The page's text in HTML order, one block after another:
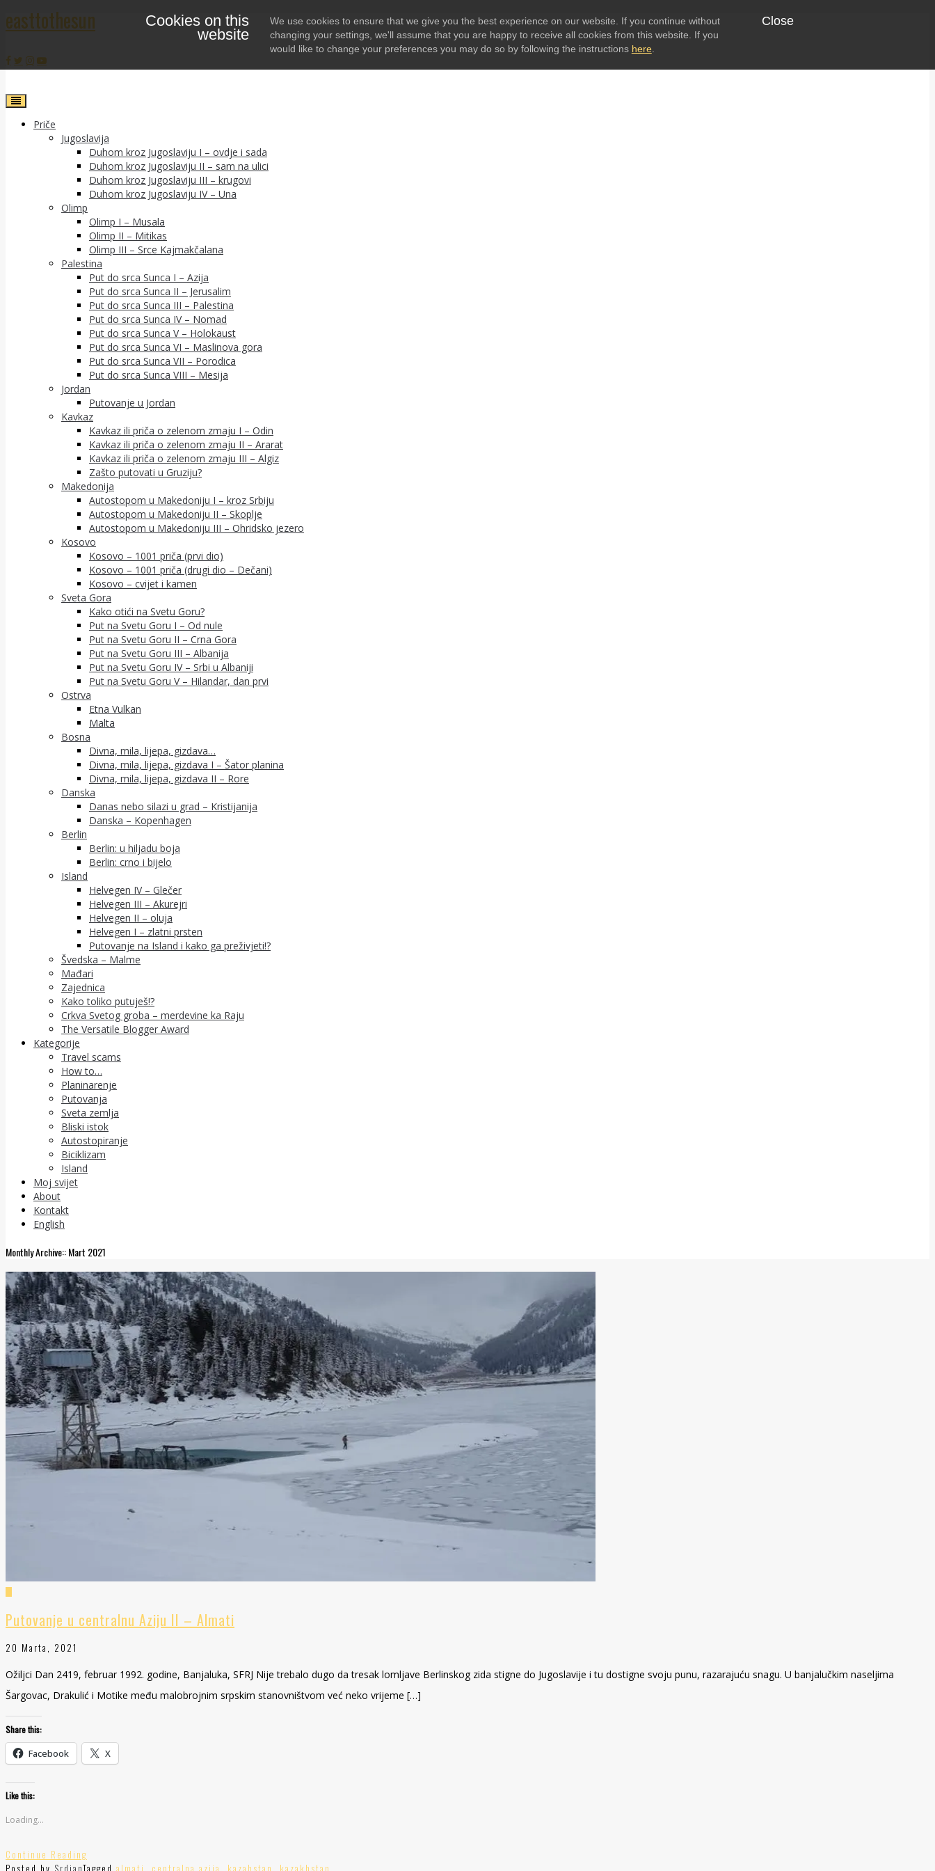
Cookies on this
website
We use cookies to ensure that we give you the best experience on our website. If you continue without
changing your settings, we'll assume that you are happy to receive all cookies from this website. If you
would like to change your preferences you may do so by following the instructions here.
Close
Skip
to
easttothesun
Priče
Jugoslavija
Duhom kroz Jugoslaviju I – ovdje i sada
Duhom kroz Jugoslaviju II – sam na ulici
Duhom kroz Jugoslaviju III – krugovi
Duhom kroz Jugoslaviju IV – Una
Olimp
Olimp I – Musala
Olimp II – Mitikas
Olimp III – Srce Kajmakčalana
Palestina
Put do srca Sunca I – Azija
Put do srca Sunca II – Jerusalim
Put do srca Sunca III – Palestina
Put do srca Sunca IV – Nomad
Put do srca Sunca V – Holokaust
Put do srca Sunca VI – Maslinova gora
Put do srca Sunca VII – Porodica
Put do srca Sunca VIII – Mesija
Jordan
Putovanje u Jordan
Kavkaz
Kavkaz ili priča o zelenom zmaju I – Odin
Kavkaz ili priča o zelenom zmaju II – Ararat
Kavkaz ili priča o zelenom zmaju III – Algiz
Zašto putovati u Gruziju?
Makedonija
Autostopom u Makedoniju I – kroz Srbiju
Autostopom u Makedoniju II – Skoplje
Autostopom u Makedoniju III – Ohridsko jezero
Kosovo
Kosovo – 1001 priča (prvi dio)
Kosovo – 1001 priča (drugi dio – Dečani)
Kosovo – cvijet i kamen
Sveta Gora
Kako otići na Svetu Goru?
Put na Svetu Goru I – Od nule
Put na Svetu Goru II – Crna Gora
Put na Svetu Goru III – Albanija
Put na Svetu Goru IV – Srbi u Albaniji
Put na Svetu Goru V – Hilandar, dan prvi
Ostrva
Etna Vulkan
Malta
Bosna
Divna, mila, lijepa, gizdava…
Divna, mila, lijepa, gizdava I – Šator planina
Divna, mila, lijepa, gizdava II – Rore
Danska
Danas nebo silazi u grad – Kristijanija
Danska – Kopenhagen
Berlin
Berlin: u hiljadu boja
Berlin: crno i bijelo
Island
Helvegen IV – Glečer
Helvegen III – Akurejri
Helvegen II – oluja
Helvegen I – zlatni prsten
Putovanje na Island i kako ga preživjeti!?
Švedska – Malme
Mađari
Zajednica
Kako toliko putuješ!?
Crkva Svetog groba – merdevine ka Raju
The Versatile Blogger Award
Kategorije
Travel scams
How to…
Planinarenje
Putovanja
Sveta zemlja
Bliski istok
Autostopiranje
Biciklizam
Island
Moj svijet
About
Kontakt
English
Monthly Archive:: Mart 2021
Putovanje u centralnu Aziju II – Almati
20 Marta, 2021
Ožiljci Dan 2419, februar 1992. godine, Banjaluka, SFRJ Nije trebalo dugo da tresak lomljave Berlinskog zida stigne do Jugoslavije i tu dostigne svoju punu, razarajuću snagu. U banjalučkim naseljima
Šargovac, Drakulić i Motike među malobrojnim srpskim stanovništvom već neko vrijeme […]
Share this:
Facebook X
Like this:
Loading...
Continue Reading
Posted by SrdjanTagged almati centralna azija kazahstan kazakhstan